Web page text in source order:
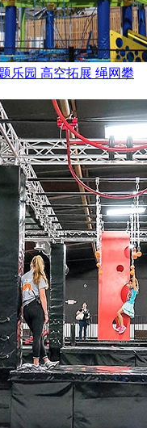
乐园 高空拓展 绳网攀